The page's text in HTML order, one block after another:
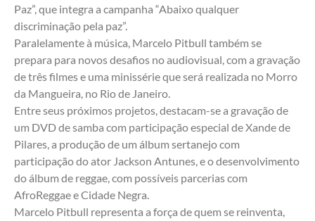
Paz”, que integra a campanha “Abaixo qualquer
discriminação pela paz”.
Paralelamente à música, Marcelo Pitbull também se
prepara para novos desafios no audiovisual, com a gravação
de três filmes e uma minissérie que será realizada no Morro
da Mangueira, no Rio de Janeiro.
Entre seus próximos projetos, destacam-se a gravação de
um DVD de samba com participação especial de Xande de
Pilares, a produção de um álbum sertanejo com
participação do ator Jackson Antunes, e o desenvolvimento
do álbum de reggae, com possíveis parcerias com
AfroReggae e Cidade Negra.
Marcelo Pitbull representa a força de quem se reinventa,